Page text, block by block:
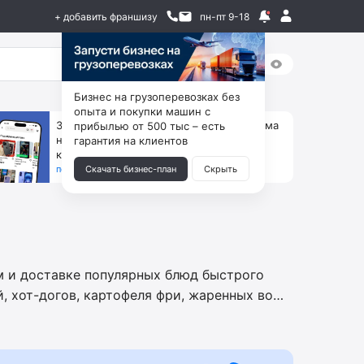
+ добавить франшизу пн-пт 9-18
За 90 тыс. открой магазин на Авито, дома
ни коробок, ни товара, ни склада, зато
каждый месяц +125 тыс. чистыми
получить бизнес-план ↓
доставке популярных блюд быстрого
хот-догов, картофеля фри, жаренных во
(ВОК), шашлыков, восточных донеров,
газированных напитков с
со сладкими наполнителями,
Бизнес на грузоперевозках без
опыта и покупки машин с
прибылью от 500 тыс – есть
гарантия на клиентов
Скачать бизнес-план Скрыть